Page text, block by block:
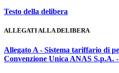
Testo della delibera
ALLEGATI ALLA DELIBERA
Allegato A - Sistema tariffario di
Convenzione Unica ANAS S.p.A.